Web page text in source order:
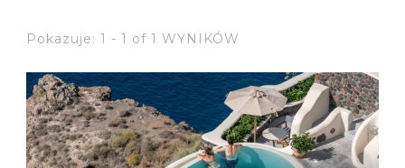
Pokazuje: 1 - 1 of 1 WYNIKÓW